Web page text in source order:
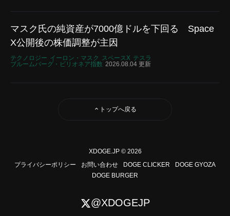
マスク氏の純資産が7000億ドルを下回る Space
X公開後の株価調整が主因
テクノロジー イーロン・マスク スペースX テスラ
ブルームバーグ・ビリオネア指数 2026.08.04 更新
トップへ戻る
XDOGE.JP © 2026
プライバシーポリシー
お問い合わせ DOGE CLICKER
DOGE GYOZA
DOGE BURGER
@XDOGEJP